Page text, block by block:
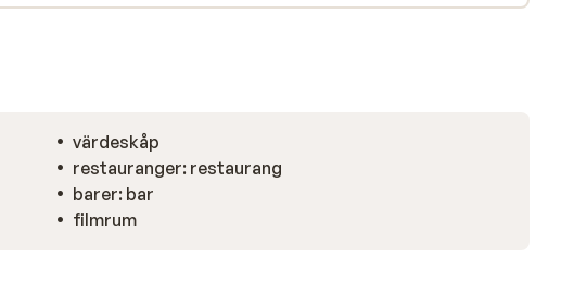
värdeskåp
restauranger: restaurang
barer: bar
filmrum